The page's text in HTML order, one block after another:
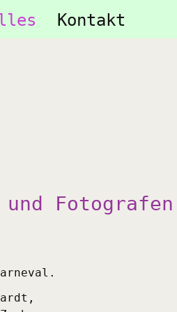
Kontakt
Fotografen